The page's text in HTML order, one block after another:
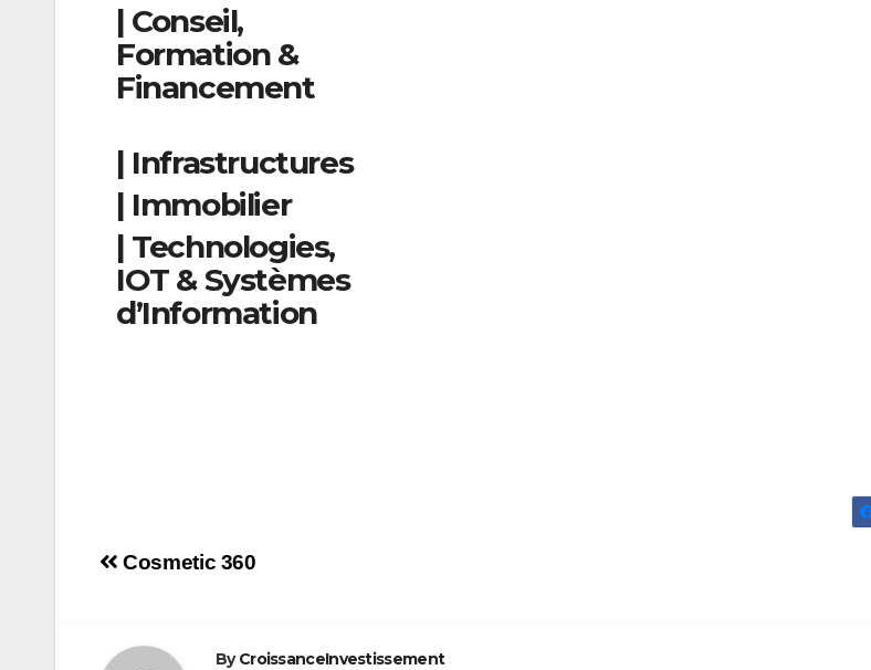
| Conseil,
Formation &
Financement
| Infrastructures
| Immobilier
| Technologies,
IOT & Systèmes
d’Information
Navigation
l’article
Cosmetic 360
ByCroissanceInvestissement